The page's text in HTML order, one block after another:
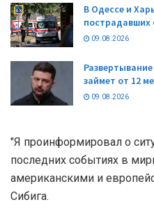
В Одессе и
пострадавших
09.08.2026
займет от 12
09.08.2026
"Я проинформировал о
последних событиях в
американскими и
Сибига.